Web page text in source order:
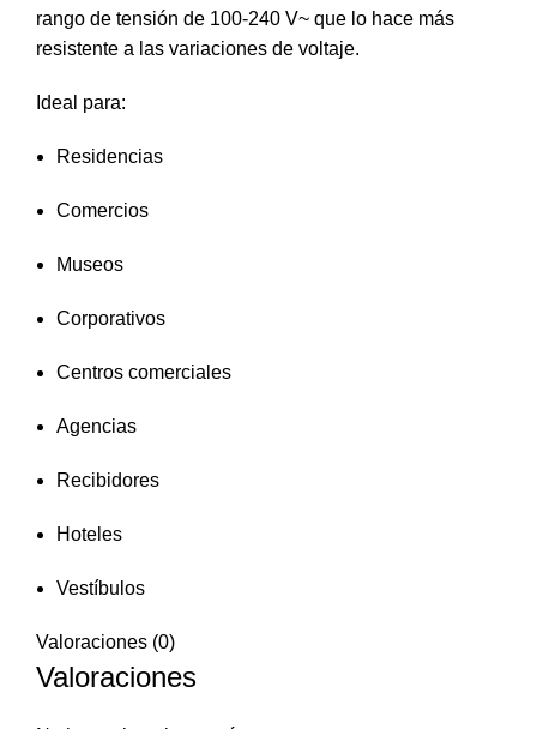
rango de tensión de 100-240 V~ que lo hace más
resistente a las variaciones de voltaje.
Ideal para:
Residencias
Comercios
Museos
Corporativos
Centros comerciales
Agencias
Recibidores
Hoteles
Vestíbulos
Valoraciones (0)
Valoraciones